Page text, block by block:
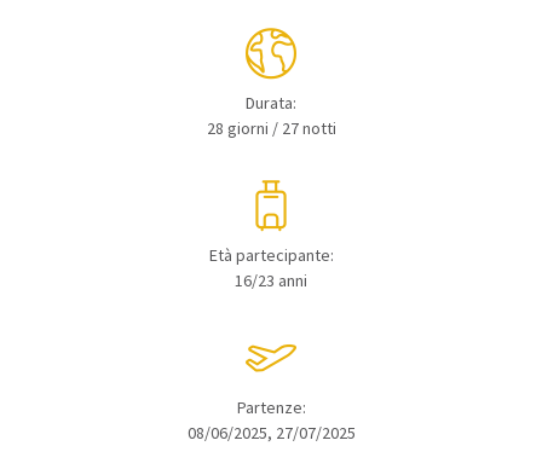
Durata:
28 giorni / 27 notti
Età partecipante:
16/23 anni
Partenze:
08/06/2025, 27/07/2025